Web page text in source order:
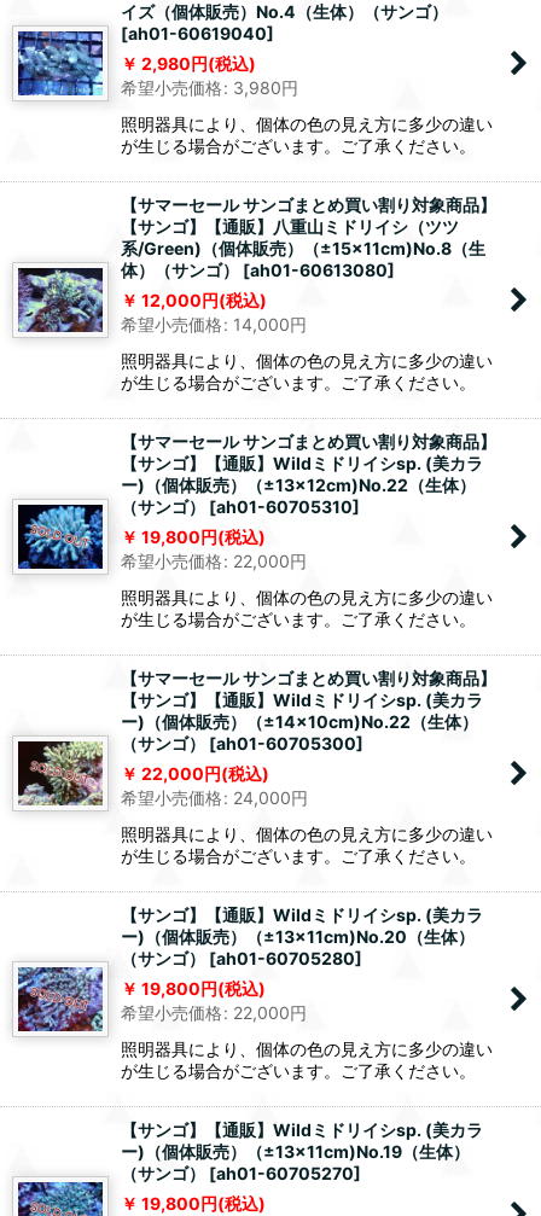
イズ（個体販売）No.4（生体）（サンゴ）
[ah01-60619040]
2,980円(税込)
希望小売価格: 3,980円
照明器具により、個体の色の見え方に多少の違い
が生じる場合がございます。ご了承ください。
【サマーセール サンゴまとめ買い割り対象商品】
【サンゴ】【通販】八重山ミドリイシ（ツツ
系/Green)（個体販売）（±15x11cm)No.8（生
体）（サンゴ）
[ah01-60613080]
12,000円(税込)
希望小売価格: 14,000円
照明器具により、個体の色の見え方に多少の違い
が生じる場合がございます。ご了承ください。
【サマーセール サンゴまとめ買い割り対象商品】
【サンゴ】【通販】Wildミドリイシsp. (美カラ
ー)（個体販売）（±13x12cm)No.22（生体）
（サンゴ）
[ah01-60705310]
19,800円(税込)
希望小売価格: 22,000円
照明器具により、個体の色の見え方に多少の違い
が生じる場合がございます。ご了承ください。
【サマーセール サンゴまとめ買い割り対象商品】
【サンゴ】【通販】Wildミドリイシsp. (美カラ
ー)（個体販売）（±14x10cm)No.22（生体）
（サンゴ）
[ah01-60705300]
22,000円(税込)
希望小売価格: 24,000円
照明器具により、個体の色の見え方に多少の違い
が生じる場合がございます。ご了承ください。
【サンゴ】【通販】Wildミドリイシsp. (美カラ
ー)（個体販売）（±13x11cm)No.20（生体）
（サンゴ）
[ah01-60705280]
19,800円(税込)
希望小売価格: 22,000円
照明器具により、個体の色の見え方に多少の違い
が生じる場合がございます。ご了承ください。
【サンゴ】【通販】Wildミドリイシsp. (美カラ
ー)（個体販売）（±13x11cm)No.19（生体）
（サンゴ）
[ah01-60705270]
19,800円(税込)